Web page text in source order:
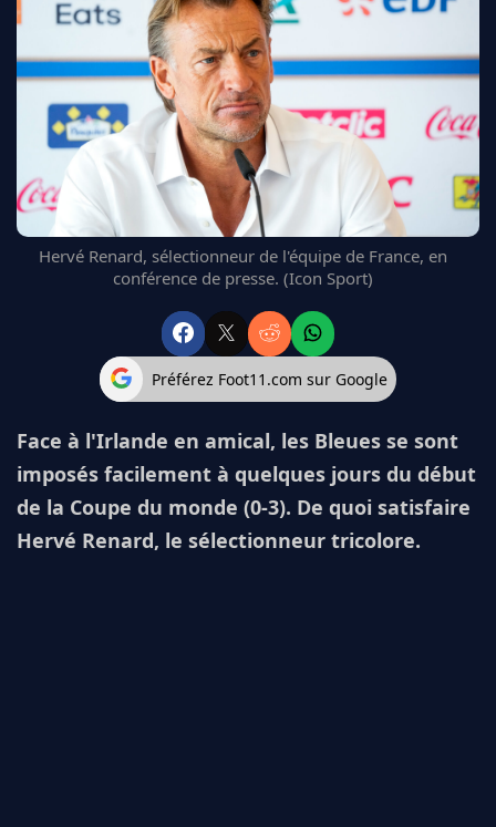
EDF
PSG
LIGUE 1
REAL MADRID
FC BARCELONE
MANCHESTER UNITED
CHELSEA
ARSENAL
BAYERN
L'AVIS DE LA RÉDAC'
Hervé Renard, sélectionneur de l'équipe de France, en
conférence de presse. (Icon Sport)
Préférez Foot11.com sur Google
Face à l'Irlande en amical, les Bleues se sont
imposés facilement à quelques jours du début
de la Coupe du monde (0-3). De quoi satisfaire
Hervé Renard, le sélectionneur tricolore.